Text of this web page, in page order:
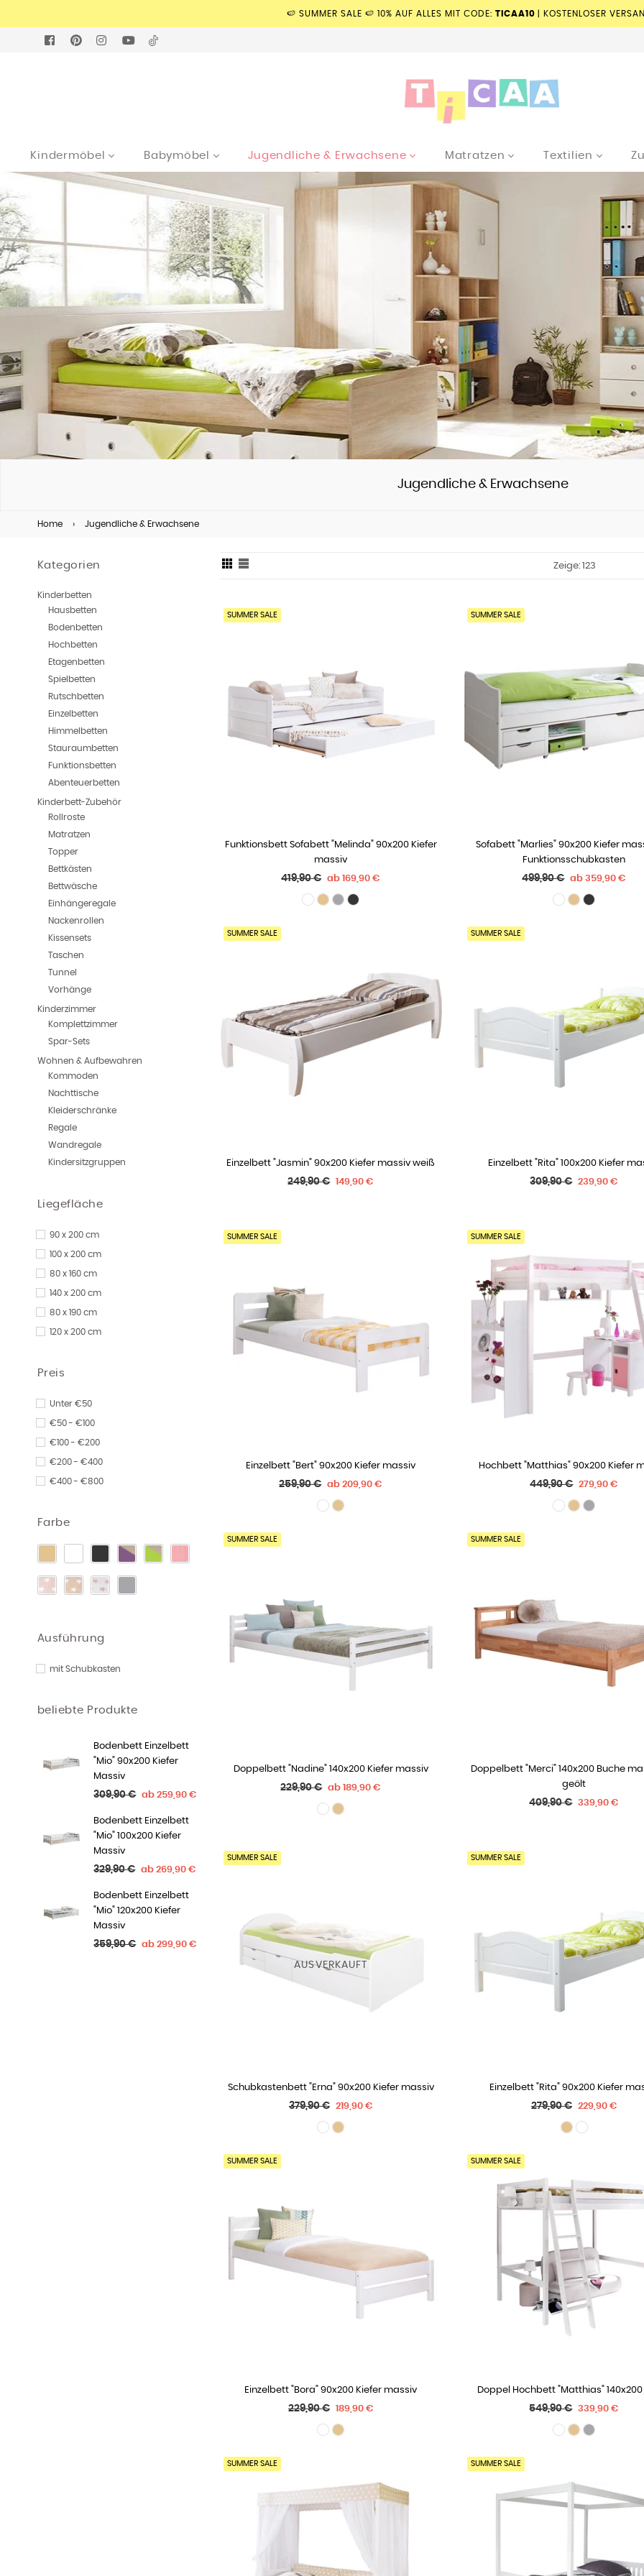
🍉 SUMMER SALE 🍉 10% AUF ALLES MIT CODE: TICAA10 | KOSTENLOSER
FACEBOOKPINTERESTINSTAGRAM
YOUTUBE
Kindermöbel Babymöbel Jugendliche & Erwachsene Matratzen Textilien
Jugendliche & Erwachsene
Home › Jugendliche & Erwachsene
Zeige: 123
SUMMER SALE
WÄHLE OPTIONEN
Funktionsbett Sofabett "Melinda" 90x200 Kiefer
massiv
Normaler
419,90 € ab169,90 €
SUMMER SALE
WÄHLE OPTIONEN
Sofabett "Marlies" 90x200 Kiefer
Funktionsschubkasten
Normaler
499,90 € ab359,90 €
SUMMER SALE
IN DEN WARENKORB
Einzelbett "Jasmin" 90x200 Kiefer massiv weiß
Normaler
249,90 € 149,90 €
SUMMER SALE
IN DEN WARENKORB
Einzelbett "Rita" 100x200 Kiefer
Normaler
309,90 € 239,90 €
SUMMER SALE
Einzelbett "Bert" 90x200 Kiefer massiv
Normaler
259,90 € ab209,90 €
SUMMER SALE
Hochbett "Matthias" 90x200 Kiefer
Normaler
449,90 € 279,90 €
SUMMER SALE
WÄHLE OPTIONEN
Doppelbett "Nadine" 140x200 Kiefer massiv
Normaler
229,90 € ab189,90 €
SUMMER SALE
IN DEN WARENKORB
Doppelbett "Merci" 140x200 Buche
geölt
Normaler
409,90 € 339,90 €
SUMMER SALE
AUSVERKAUFT
WÄHLE OPTIONEN
Schubkastenbett "Erna" 90x200 Kiefer massiv
Normaler
379,90 € 219,90 €
SUMMER SALE
WÄHLE OPTIONEN
Einzelbett "Rita" 90x200 Kiefer
Normaler
279,90 € 229,90 €
SUMMER SALE
Einzelbett "Bora" 90x200 Kiefer massiv
Normaler
229,90 € 189,90 €
SUMMER SALE
Doppel Hochbett "Matthias" 140x200
Normaler
549,90 € 339,90 €
SUMMER SALE SUMMER SALE
Kategorien
Kinderbetten
Hausbetten
Bodenbetten
Hochbetten
Etagenbetten
Spielbetten
Rutschbetten
Einzelbetten
Himmelbetten
Stauraumbetten
Funktionsbetten
Abenteuerbetten
Kinderbett-Zubehör
Rollroste
Matratzen
Topper
Bettkästen
Bettwäsche
Einhängeregale
Nackenrollen
Kissensets
Taschen
Tunnel
Vorhänge
Kinderzimmer
Komplettzimmer
Spar-Sets
Wohnen & Aufbewahren
Kommoden
Nachttische
Kleiderschränke
Regale
Wandregale
Kindersitzgruppen
Liegefläche
90 x 200 cm
100 x 200 cm
80 x 160 cm
140 x 200 cm
80 x 190 cm
120 x 200 cm
Preis
Unter €50
€50 - €100
€100 - €200
€200 - €400
€400 - €800
Farbe
Ausführung
mit Schubkasten
beliebte Produkte
Bodenbett Einzelbett
"Mio" 90x200 Kiefer
Massiv
Normaler
309,90 € ab259,90 €
Bodenbett Einzelbett
"Mio" 100x200 Kiefer
Massiv
Normaler
329,90 € ab269,90 €
Bodenbett Einzelbett
"Mio" 120x200 Kiefer
Massiv
Normaler
359,90 € ab299,90 €